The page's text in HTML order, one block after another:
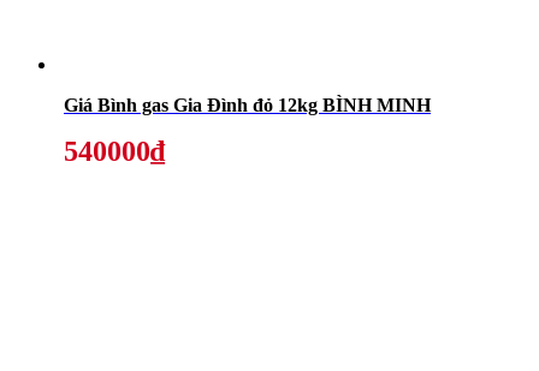
Giá Bình gas Gia Đình đỏ 12kg BÌNH MINH
540000₫